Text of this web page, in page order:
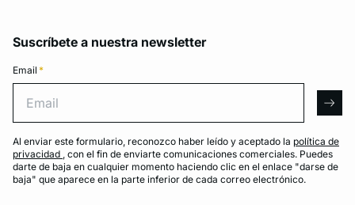
Suscríbete a nuestra newsletter
Email *
Al enviar este formulario, reconozco haber leído y aceptado la política de
privacidad , con el fin de enviarte comunicaciones comerciales. Puedes
darte de baja en cualquier momento haciendo clic en el enlace "darse de
baja" que aparece en la parte inferior de cada correo electrónico.